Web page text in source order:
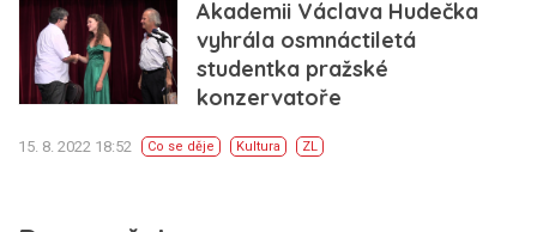
Akademii Václava Hudečka
vyhrála osmnáctiletá
studentka pražské
konzervatoře
15. 8. 2022 18:52 Co se děje Kultura ZL